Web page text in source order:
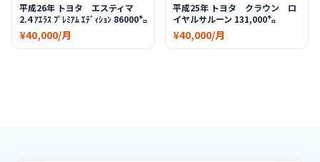
平成26年 トヨタ エスティマ
2.4 ｱｴﾗｽ ﾌﾟﾚﾐｱﾑ ｴﾃﾞｨｼｮﾝ 86000㌔
¥40,000/月
平成25年 トヨタ クラウン ロ
イヤルサルーン 131,000㌔
¥40,000/月